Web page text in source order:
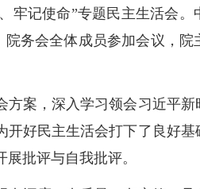
牢记使命”专题民主生活会。
务会全体成员参加会议，院
案，深入学习领会习近平新
好民主生活会打下了良好
批评与自我批评。